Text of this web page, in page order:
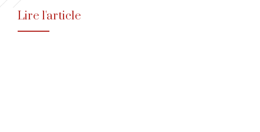
Lire l'article